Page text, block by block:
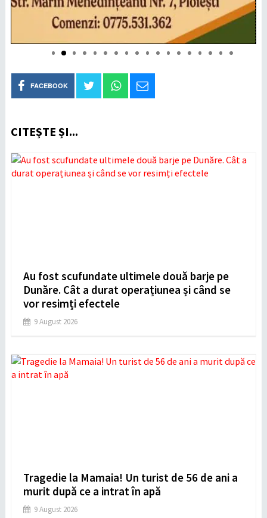
FACEBOOK
CITEȘTE ȘI...
Au fost scufundate ultimele două barje pe
Dunăre. Cât a durat operațiunea și când se
vor resimți efectele
9 August 2026
Tragedie la Mamaia! Un turist de 56 de ani a
murit după ce a intrat în apă
9 August 2026